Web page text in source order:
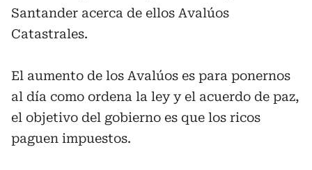
Santander acerca de ellos Avalúos
Catastrales.
El aumento de los Avalúos es para ponernos
al día como ordena la ley y el acuerdo de paz,
el objetivo del gobierno es que los ricos
paguen impuestos.